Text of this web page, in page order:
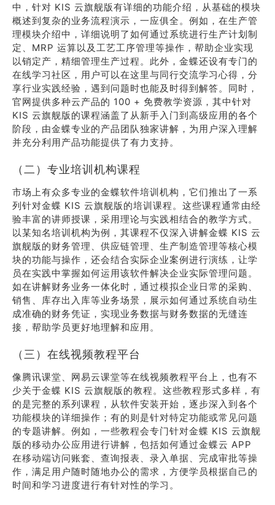
中，针对 KIS 云旗舰版有详细的功能介绍，从基础的模块
概述到复杂的业务流程演示，一应俱全。例如，在生产管
理模块介绍中，详细说明了如何通过系统进行生产计划制
定、MRP 运算以及工艺工序管理等操作，帮助企业实现
以销定产，精细管理生产过程。此外，金蝶还设有专门的
在线学习社区，用户可以在这里与同行交流学习心得，分
享行业实践经验，遇到问题时也能及时得到解答。同时，
官网提供多种云产品的 100 + 免费教学资源，其中针对
KIS 云旗舰版的课程涵盖了从新手入门到高级应用的各个
阶段，由金蝶专业的产品团队独家讲解，为用户深入理解
并充分利用产品功能提供了有力支持。
（二）专业培训机构课程
市场上有众多专业的金蝶软件培训机构，它们推出了一系
列针对金蝶 KIS 云旗舰版的培训课程。这些课程通常由经
验丰富的讲师授课，采用理论与实践相结合的教学方式。
以某知名培训机构为例，其课程不仅深入讲解金蝶 KIS 云
旗舰版的财务管理、供应链管理、生产制造管理等核心模
块的功能与操作，还会结合实际企业案例进行演练，让学
员在实践中掌握如何运用该软件解决企业实际管理问题。
如在讲解财务业务一体化时，通过模拟企业日常的采购、
销售、库存出入库等业务场景，展示如何通过系统自动生
成准确的财务凭证，实现业务数据与财务数据的无缝连
接，帮助学员更好地理解和应用。
（三）在线视频教程平台
像腾讯课堂、网易云课堂等在线视频教程平台上，也有不
少关于金蝶 KIS 云旗舰版的教程。这些教程形式多样，有
的是完整的系列课程，从软件安装开始，逐步深入到各个
功能模块的详细操作；有的则是针对特定功能或常见问题
的专题讲解。例如，一些教程会专门针对金蝶 KIS 云旗舰
版的移动办公应用进行讲解，包括如何通过金蝶云 APP
在移动端访问账套、查询报表、录入单据、完成审批等操
作，满足用户随时随地办公的需求，方便学员根据自己的
时间和学习进度进行有针对性的学习。